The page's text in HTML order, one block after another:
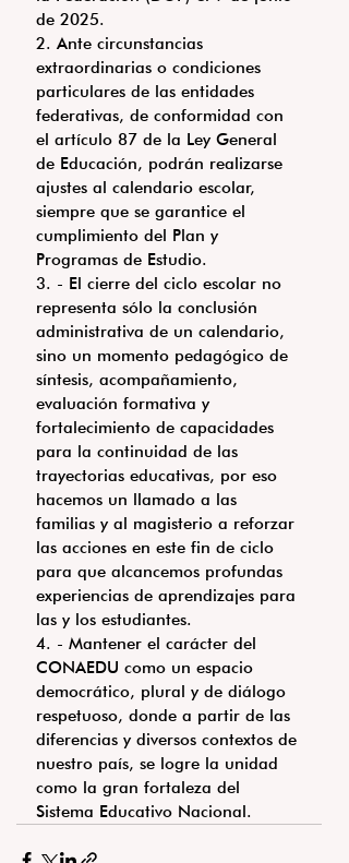
de 2025.
2. Ante circunstancias
extraordinarias o condiciones
particulares de las entidades
federativas, de conformidad con
el artículo 87 de la Ley General
de Educación, podrán realizarse
ajustes al calendario escolar,
siempre que se garantice el
cumplimiento del Plan y
Programas de Estudio.
3. - El cierre del ciclo escolar no
representa sólo la conclusión
administrativa de un calendario,
sino un momento pedagógico de
síntesis, acompañamiento,
evaluación formativa y
fortalecimiento de capacidades
para la continuidad de las
trayectorias educativas, por eso
hacemos un llamado a las
familias y al magisterio a reforzar
las acciones en este fin de ciclo
para que alcancemos profundas
experiencias de aprendizajes para
las y los estudiantes.
4. - Mantener el carácter del
CONAEDU como un espacio
democrático, plural y de diálogo
respetuoso, donde a partir de las
diferencias y diversos contextos de
nuestro país, se logre la unidad
como la gran fortaleza del
Sistema Educativo Nacional.